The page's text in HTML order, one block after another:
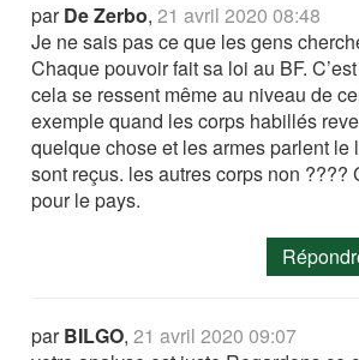
parDe Zerbo,21 avril 2020 08:48
Je ne sais pas ce que les gens
Chaque pouvoir fait sa loi au BF.
cela se ressent même au niveau de
exemple quand les corps habillés
quelque chose et les armes parlent le
sont reçus. les autres corps non ????
pour le pays.
parBILGO,21 avril 2020 09:07